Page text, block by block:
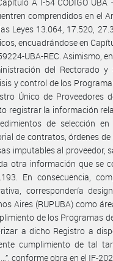
comprendidos en el
Leyes 13.064, 17.520,
encuadrándose en
UBA-REC. Asimismo,
del Rectorado
y control de los
Único de Proveedores
registrar la información
de selección
de contratos, órdenes
imputables al proveedor,
otra información que se
En consecuencia,
correspondería
Aires (RUPUBA) como
de los Programas
a dicho Registro a
cumplimiento de tal
conforme obra en el IF-